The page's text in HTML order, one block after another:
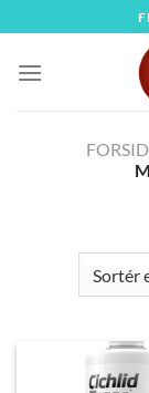
til
indhold